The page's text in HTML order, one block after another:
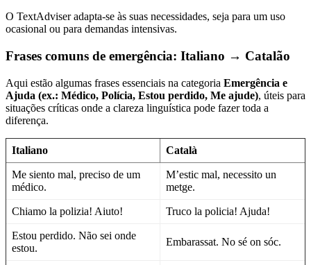
O TextAdviser adapta-se às suas necessidades, seja para um uso
ocasional ou para demandas intensivas.
Frases comuns de emergência: Italiano → Catalão
Aqui estão algumas frases essenciais na categoria Emergência e
Ajuda (ex.: Médico, Polícia, Estou perdido, Me ajude), úteis para
situações críticas onde a clareza linguística pode fazer toda a
diferença.
Italiano Català
Me siento mal, preciso de um
médico.
M’estic mal, necessito un
metge.
Chiamo la polizia! Aiuto! Truco la policia! Ajuda!
Estou perdido. Não sei onde
estou.
Embarassat. No sé on sóc.